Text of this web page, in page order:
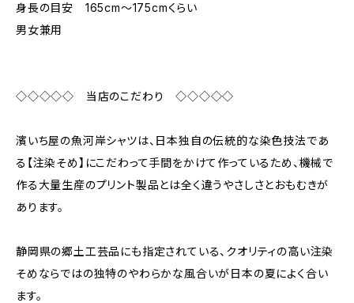
身長の目安 165cm〜175cmくらい
男女兼用
◇◇◇◇◇ 当店のこだわり ◇◇◇◇◇
濱いち屋の魚河岸シャツは、日本独自の伝統的な染色技法であ
る【注染そめ】にこだわって手間をかけて作っているため、機械で
作る大量生産のプリント製品とは全く違うやさしさとおもむきが
あります。
静岡県の郷土工芸品にも指定されている、クオリティの高い注染
そめならではの独特のやわらかな風合いが日本の夏によく合い
ます。